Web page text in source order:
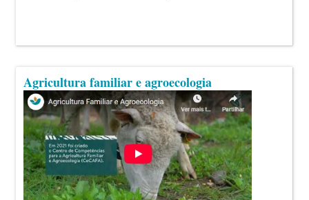
Agricultura familiar e agroecologia